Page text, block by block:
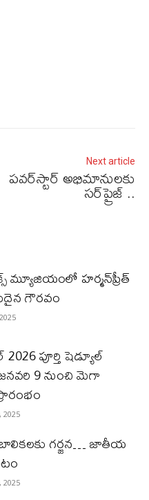
Next article
పవర్‌స్టార్ అభిమానులకు
సర్‌ప్రైజ్‌ ..
మ్యూజియంలో హర్మన్‌ప్రీత్
గౌరవం
2026 పూర్తి షెడ్యూల్
9 నుంచి మెగా
2025
గర్జన… జాతీయ
2025